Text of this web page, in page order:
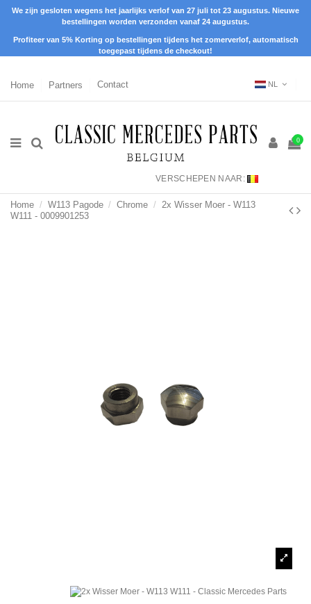
We zijn gesloten wegens het jaarlijks verlof van 27 juli tot 23 augustus. Nieuwe
bestellingen worden verzonden vanaf 24 augustus.
Profiteer van 5% Korting op bestellingen tijdens het zomerverlof, automatisch
toegepast tijdens de checkout!
Home Partners Contact NL
0
VERSCHEPEN NAAR:
Home W113 Pagode Chrome
2x Wisser Moer - W113
W111 - 0009901253